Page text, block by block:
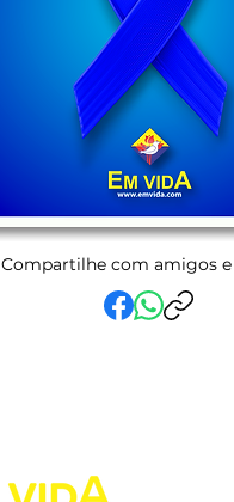
Compartilhe com amigos